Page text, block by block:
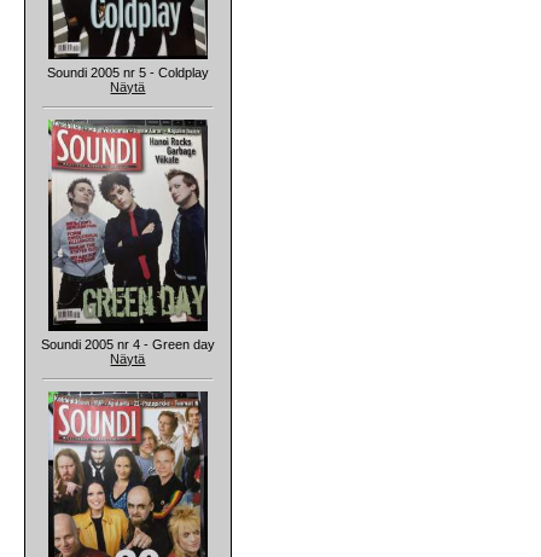
Soundi 2005 nr 5 - Coldplay
Näytä
Soundi 2005 nr 4 - Green day
Näytä